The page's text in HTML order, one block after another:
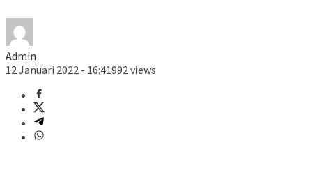
Admin
12 Januari 2022 - 16:41992 views